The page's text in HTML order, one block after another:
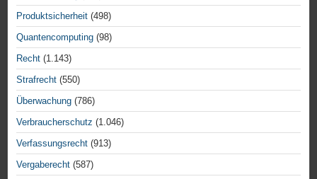
Produktsicherheit (498)
Quantencomputing (98)
Recht (1.143)
Strafrecht (550)
Überwachung (786)
Verbraucherschutz (1.046)
Verfassungsrecht (913)
Vergaberecht (587)